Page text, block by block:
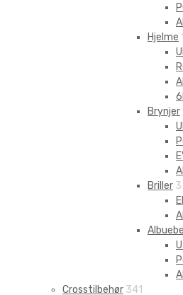
Hjelme
Brynjer
Briller 3
Crosstilbehør 341